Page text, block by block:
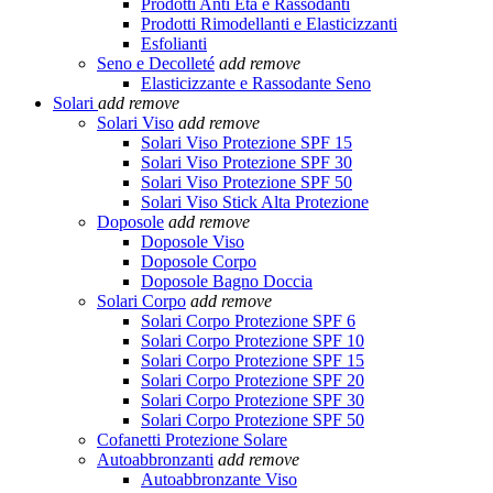
Prodotti Anti Età e Rassodanti
Prodotti Rimodellanti e Elasticizzanti
Esfolianti
Seno e Decolleté add remove
Elasticizzante e Rassodante Seno
Solari add remove
Solari Viso add remove
Solari Viso Protezione SPF 15
Solari Viso Protezione SPF 30
Solari Viso Protezione SPF 50
Solari Viso Stick Alta Protezione
Doposole add remove
Doposole Viso
Doposole Corpo
Doposole Bagno Doccia
Solari Corpo add remove
Solari Corpo Protezione SPF 6
Solari Corpo Protezione SPF 10
Solari Corpo Protezione SPF 15
Solari Corpo Protezione SPF 20
Solari Corpo Protezione SPF 30
Solari Corpo Protezione SPF 50
Cofanetti Protezione Solare
Autoabbronzanti add remove
Autoabbronzante Viso